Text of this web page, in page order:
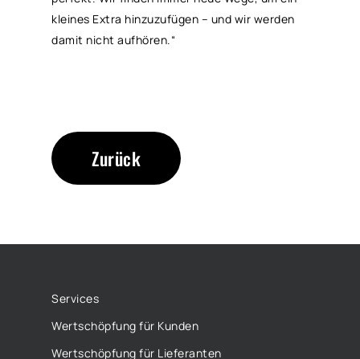
kleines Extra hinzuzufügen – und wir werden
damit nicht aufhören.“
Zurück
Services
Wertschöpfung für Kunden
Wertschöpfung für Lieferanten